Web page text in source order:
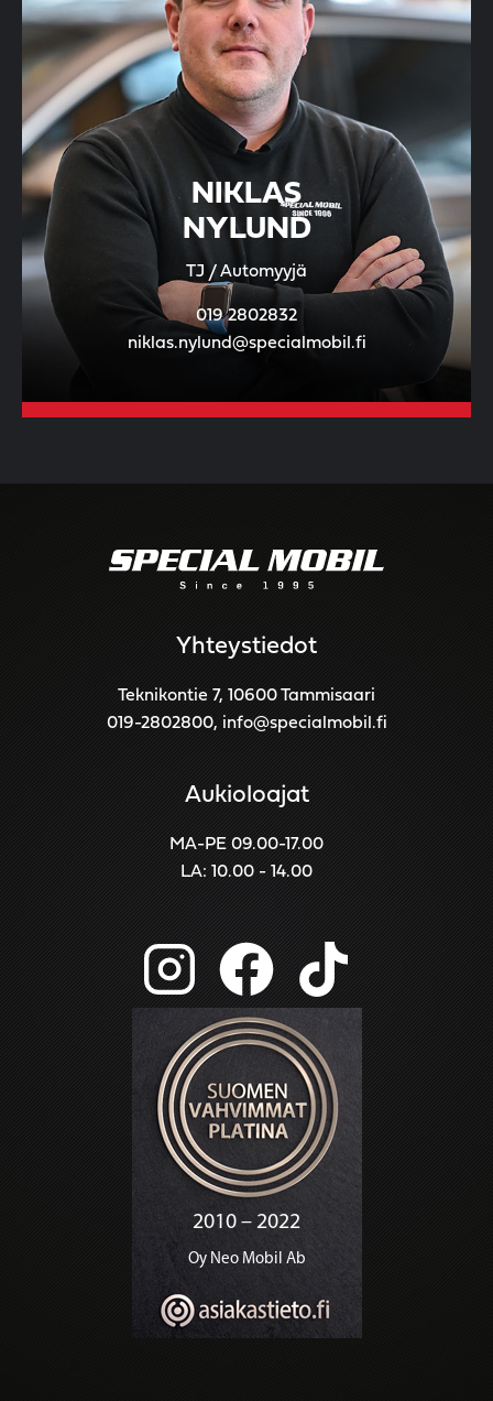
NIKLAS
NYLUND
TJ / Automyyjä
019 2802832
niklas.nylund@specialmobil.fi
Yhteystiedot
Teknikontie 7, 10600 Tammisaari
019-2802800, info@specialmobil.fi
Aukioloajat
MA-PE 09.00-17.00
LA: 10.00 - 14.00